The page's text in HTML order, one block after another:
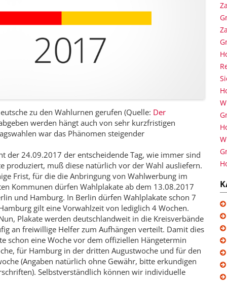
zu den Wahlurnen gerufen (Quelle: Der
werden hängt auch von sehr kurzfristigen
war das Phänomen steigender
der 24.09.2017 der entscheidende Tag, wie immer sind
produziert, muß diese natürlich vor der Wahl ausliefern.
Frist, für die die Anbringung von Wahlwerbung im
Kommunen dürfen Wahlplakate ab dem 13.08.2017
und Hamburg. In Berlin dürfen Wahlplakate schon 7
gilt eine Vorwahlzeit von lediglich 4 Wochen.
Plakate werden deutschlandweit in die Kreisverbände
an freiwillige Helfer zum Aufhängen verteilt. Damit dies
schon eine Woche vor dem offiziellen Hängetermin
für Hamburg in der dritten Augustwoche und für den
(Angaben natürlich ohne Gewähr, bitte erkundigen
Selbstverständlich können wir individuelle